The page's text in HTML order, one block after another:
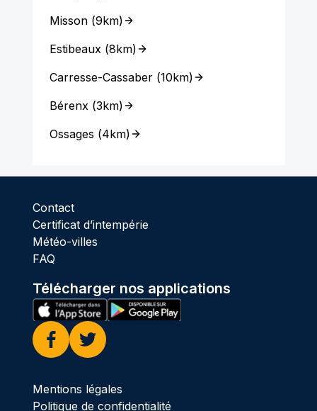
Misson(9km)
Estibeaux(8km)
Carresse-Cassaber(10km)
Bérenx(3km)
Ossages (4km)
Contact
Certificat d’intempérie
Météo-villes
FAQ
Télécharger nos applications
Facebook
Twitter
Mentions légales
Politique de confidentialité